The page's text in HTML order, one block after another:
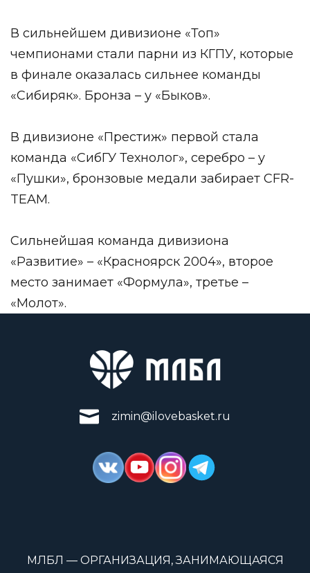
В сильнейшем дивизионе «Топ»
чемпионами стали парни из КГПУ, которые
в финале оказалась сильнее команды
«Сибиряк». Бронза – у «Быков».
В дивизионе «Престиж» первой стала
команда «СибГУ Технолог», серебро – у
«Пушки», бронзовые медали забирает CFR-
TEAM.
Сильнейшая команда дивизиона
«Развитие» – «Красноярск 2004», второе
место занимает «Формула», третье –
«Молот».
zimin@ilovebasket.ru
МЛБЛ — ОРГАНИЗАЦИЯ, ЗАНИМАЮЩАЯСЯ